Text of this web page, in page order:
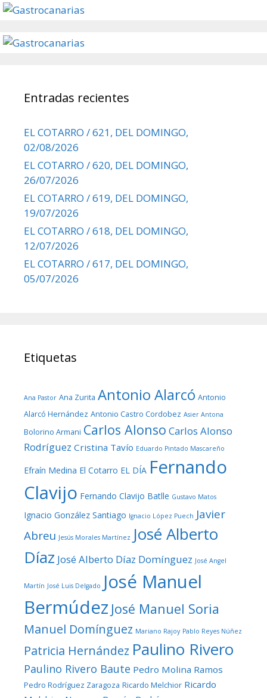
Entradas recientes
EL COTARRO / 621, DEL DOMINGO,
02/08/2026
EL COTARRO / 620, DEL DOMINGO,
26/07/2026
EL COTARRO / 619, DEL DOMINGO,
19/07/2026
EL COTARRO / 618, DEL DOMINGO,
12/07/2026
EL COTARRO / 617, DEL DOMINGO,
05/07/2026
Etiquetas
Ana Pastor Ana Zurita Antonio Alarcó Antonio
Alarcó Hernández Antonio Castro Cordobez Asier Antona
Bolorino Armani Carlos Alonso Carlos Alonso
Rodríguez Cristina Tavío Eduardo Pintado Mascareño
Efraín Medina El Cotarro EL DÍA Fernando
Clavijo Fernando Clavijo Batlle Gustavo Matos
Ignacio González Santiago Ignacio López Puech Javier
Abreu Jesús Morales Martínez José Alberto
Díaz José Alberto Díaz Domínguez José Angel
Martín José Luis Delgado José Manuel
Bermúdez José Manuel Soria
Manuel Domínguez Mariano Rajoy Pablo Reyes Núñez
Patricia Hernández Paulino Rivero
Paulino Rivero Baute Pedro Molina Ramos
Pedro Rodríguez Zaragoza Ricardo Melchior Ricardo